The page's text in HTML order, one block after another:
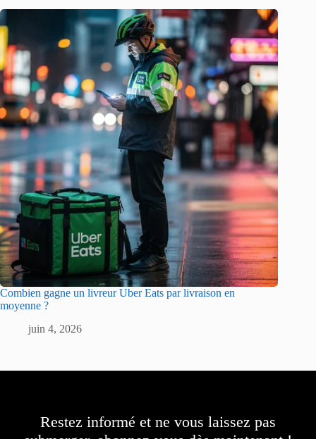
Combien gagne un livreur Uber Eats par livraison en
moyenne ?
juin 4, 2026
Restez informé et ne vous laissez pas